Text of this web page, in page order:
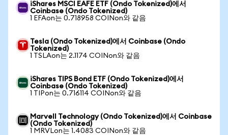
iShares MSCI EAFE ETF (Ondo Tokenized)에서
Coinbase (Ondo Tokenized)
1 EFAon는 0.718958 COINon와 같음
Tesla (Ondo Tokenized)에서 Coinbase (Ondo
Tokenized)
1 TSLAon는 2.1174 COINon와 같음
iShares TIPS Bond ETF (Ondo Tokenized)에서
Coinbase (Ondo Tokenized)
1 TIPon는 0.716114 COINon와 같음
Marvell Technology (Ondo Tokenized)에서 Coinbase
(Ondo Tokenized)
1 MRVLon는 1.4083 COINon와 같음